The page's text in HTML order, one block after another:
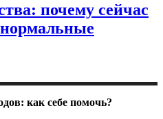
почему сейчас
как себе помочь?